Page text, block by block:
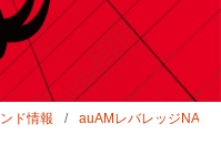
ド情報 auAMレバレッジ